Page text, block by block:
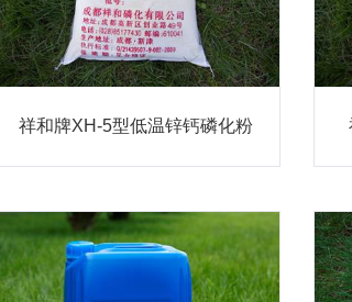
祥和牌XH-5型低温锌钙磷化粉